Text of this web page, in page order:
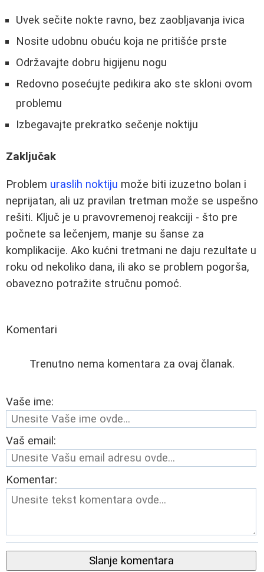
Uvek sečite nokte ravno, bez zaobljavanja ivica
Nosite udobnu obuću koja ne pritišće prste
Održavajte dobru higijenu nogu
Redovno posećujte pedikira ako ste skloni ovom
problemu
Izbegavajte prekratko sečenje noktiju
Zaključak
Problem uraslih noktiju može biti izuzetno bolan i
neprijatan, ali uz pravilan tretman može se uspešno
rešiti. Ključ je u pravovremenoj reakciji - što pre
počnete sa lečenjem, manje su šanse za
komplikacije. Ako kućni tretmani ne daju rezultate u
roku od nekoliko dana, ili ako se problem pogorša,
obavezno potražite stručnu pomoć.
Komentari
Trenutno nema komentara za ovaj članak.
Vaše ime:
Vaš email:
Komentar:
Slanje komentara